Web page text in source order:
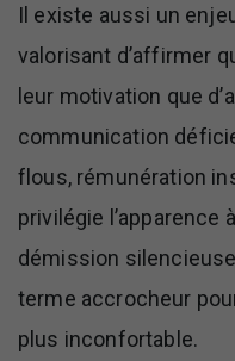
Il existe aussi un
valorisant d’affirmer
leur motivation que
communication
flous, rémunération
privilégie l’apparence
démission
terme accrocheur
plus inconfortable.